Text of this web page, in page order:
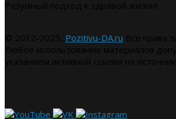
Pozitivu-DA.ru